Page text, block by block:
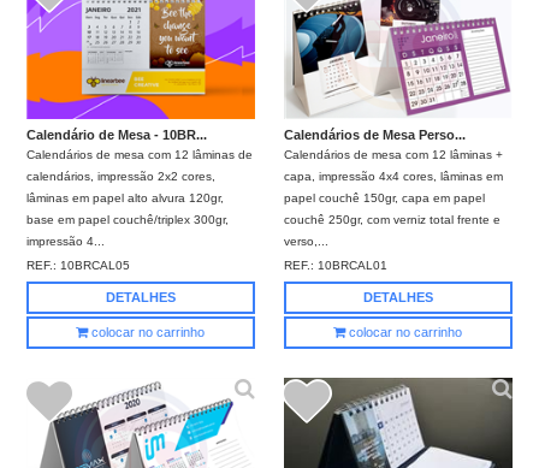
Calendário de Mesa - 10BR...
Calendários de mesa com 12 lâminas de
calendários, impressão 2x2 cores,
lâminas em papel alto alvura 120gr,
base em papel couchê/triplex 300gr,
impressão 4...
REF.: 10BRCAL05
DETALHES
colocar no carrinho
Calendários de Mesa Perso...
Calendários de mesa com 12 lâminas +
capa, impressão 4x4 cores, lâminas em
papel couchê 150gr, capa em papel
couchê 250gr, com verniz total frente e
verso,...
REF.: 10BRCAL01
DETALHES
colocar no carrinho